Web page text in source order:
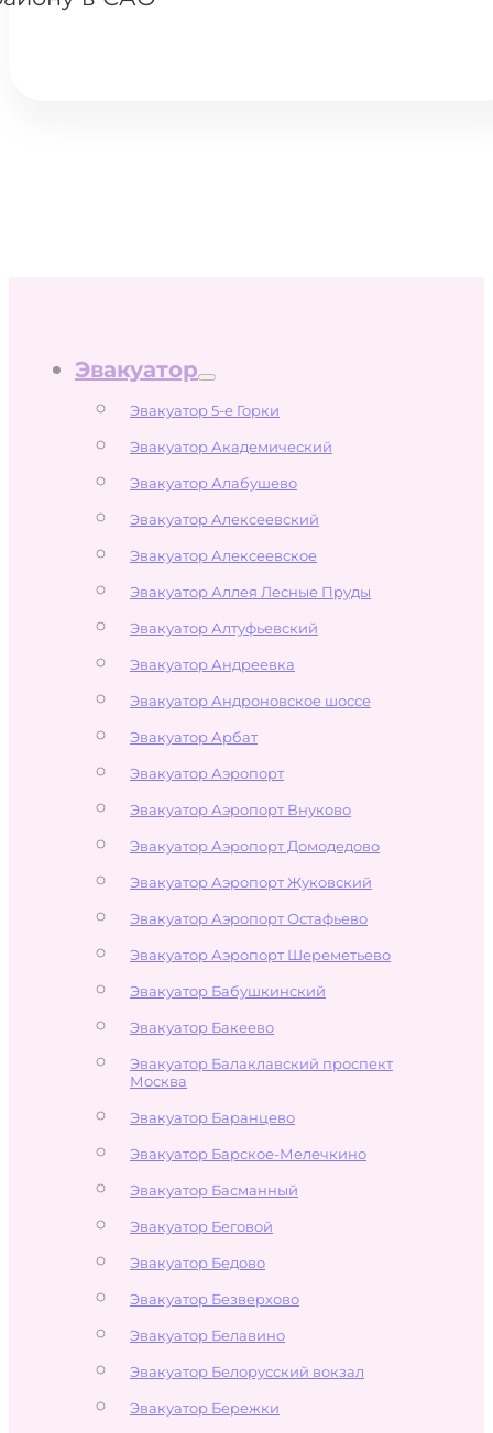
Эвакуатор
Эвакуатор 5-е Горки
Эвакуатор Академический
Эвакуатор Алабушево
Эвакуатор Алексеевский
Эвакуатор Алексеевское
Эвакуатор Аллея Лесные Пруды
Эвакуатор Алтуфьевский
Эвакуатор Андреевка
Эвакуатор Андроновское шоссе
Эвакуатор Арбат
Эвакуатор Аэропорт
Эвакуатор Аэропорт Внуково
Эвакуатор Аэропорт Домодедово
Эвакуатор Аэропорт Жуковский
Эвакуатор Аэропорт Остафьево
Эвакуатор Аэропорт Шереметьево
Эвакуатор Бабушкинский
Эвакуатор Бакеево
Эвакуатор Балаклавский проспект
Москва
Эвакуатор Баранцево
Эвакуатор Барское-Мелечкино
Эвакуатор Басманный
Эвакуатор Беговой
Эвакуатор Бедово
Эвакуатор Безверхово
Эвакуатор Белавино
Эвакуатор Белорусский вокзал
Эвакуатор Бережки